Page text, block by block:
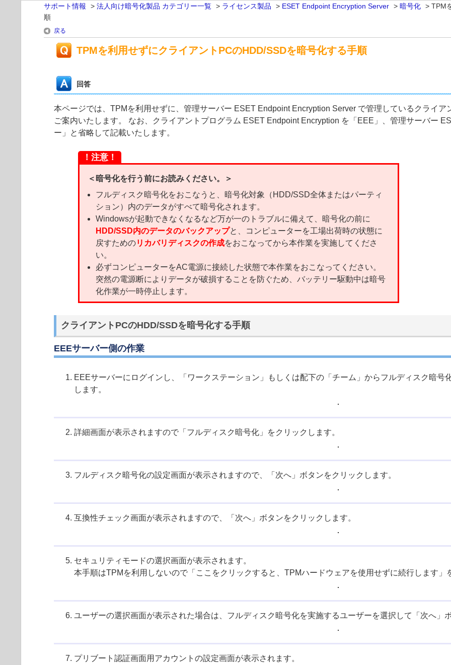
サポート情報 > 法人向け暗号化製品 カテゴリー一覧 > ライセンス製品 > ESET Endpoint Encryption Server > 暗号化 > TPM
順
戻る
TPMを利用せずにクライアントPCのHDD/SSDを暗号化する手順
回答
本ページでは、TPMを利用せずに、管理サーバー ESET Endpoint Encryption Server で管理しているクライ
ご案内いたします。 なお、クライアントプログラム ESET Endpoint Encryption を「EEE」、管理サーバー
ー」と省略して記載いたします。
！注意！
＜暗号化を行う前にお読みください。＞
フルディスク暗号化をおこなうと、暗号化対象（HDD/SSD全体またはパーティ
ション）内のデータがすべて暗号化されます。
Windowsが起動できなくなるなど万が一のトラブルに備えて、暗号化の前に
HDD/SSD内のデータのバックアップと、コンピューターを工場出荷時の状態に
戻すためのリカバリディスクの作成をおこなってから本作業を実施してくださ
い。
必ずコンピューターをAC電源に接続した状態で本作業をおこなってください。
突然の電源断によりデータが破損することを防ぐため、バッテリー駆動中は暗号
化作業が一時停止します。
クライアントPCのHDD/SSDを暗号化する手順
EEEサーバー側の作業
EEEサーバーにログインし、「ワークステーション」もしくは配下の「チーム」からフルディスク暗号
します。
詳細画面が表示されますので「フルディスク暗号化」をクリックします。
フルディスク暗号化の設定画面が表示されますので、「次へ」ボタンをクリックします。
互換性チェック画面が表示されますので、「次へ」ボタンをクリックします。
セキュリティモードの選択画面が表示されます。
本手順はTPMを利用しないので「ここをクリックすると、TPMハードウェアを使用せずに続行します」
ユーザーの選択画面が表示された場合は、フルディスク暗号化を実施するユーザーを選択して「次へ」
プリブート認証画面用アカウントの設定画面が表示されます。